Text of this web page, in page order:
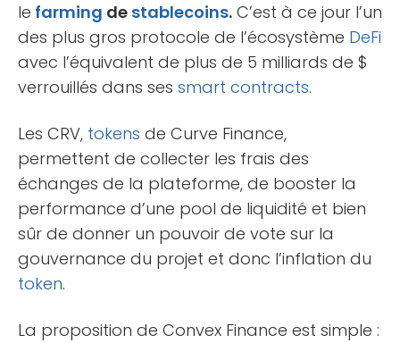
le farming de stablecoins. C’est à ce jour l’un
des plus gros protocole de l’écosystème DeFi
avec l’équivalent de plus de 5 milliards de $
verrouillés dans ses smart contracts.
Les CRV, tokens de Curve Finance,
permettent de collecter les frais des
échanges de la plateforme, de booster la
performance d’une pool de liquidité et bien
sûr de donner un pouvoir de vote sur la
gouvernance du projet et donc l’inflation du
token.
La proposition de Convex Finance est simple :